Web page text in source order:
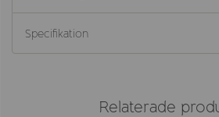
Specifikation
Relaterade